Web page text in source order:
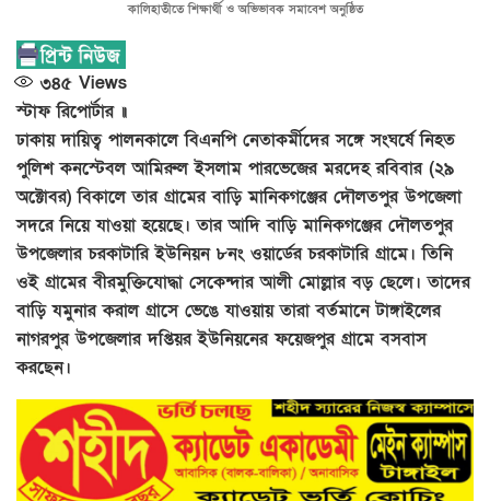
কালিহাতীতে শিক্ষার্থী ও অভিভাবক সমাবেশ অনুষ্ঠিত
৩৪৫ Views
স্টাফ রিপোর্টার ॥
ঢাকায় দায়িত্ব পালনকালে বিএনপি নেতাকর্মীদের সঙ্গে সংঘর্ষে নিহত
পুলিশ কনস্টেবল আমিরুল ইসলাম পারভেজের মরদেহ রবিবার (২৯
অক্টোবর) বিকালে তার গ্রামের বাড়ি মানিকগঞ্জের দৌলতপুর উপজেলা
সদরে নিয়ে যাওয়া হয়েছে। তার আদি বাড়ি মানিকগঞ্জের দৌলতপুর
উপজেলার চরকাটারি ইউনিয়ন ৮নং ওয়ার্ডের চরকাটারি গ্রামে। তিনি
ওই গ্রামের বীরমুক্তিযোদ্ধা সেকেন্দার আলী মোল্লার বড় ছেলে। তাদের
বাড়ি যমুনার করাল গ্রাসে ভেঙে যাওয়ায় তারা বর্তমানে টাঙ্গাইলের
নাগরপুর উপজেলার দপ্তিয়র ইউনিয়নের ফয়েজপুর গ্রামে বসবাস
করছেন।